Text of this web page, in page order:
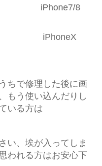
iPhone7/8
iPhoneX
ちで修理した後に画
もう使い込んだりし
いる方は
い、埃が入ってしま
われる方はお安心下